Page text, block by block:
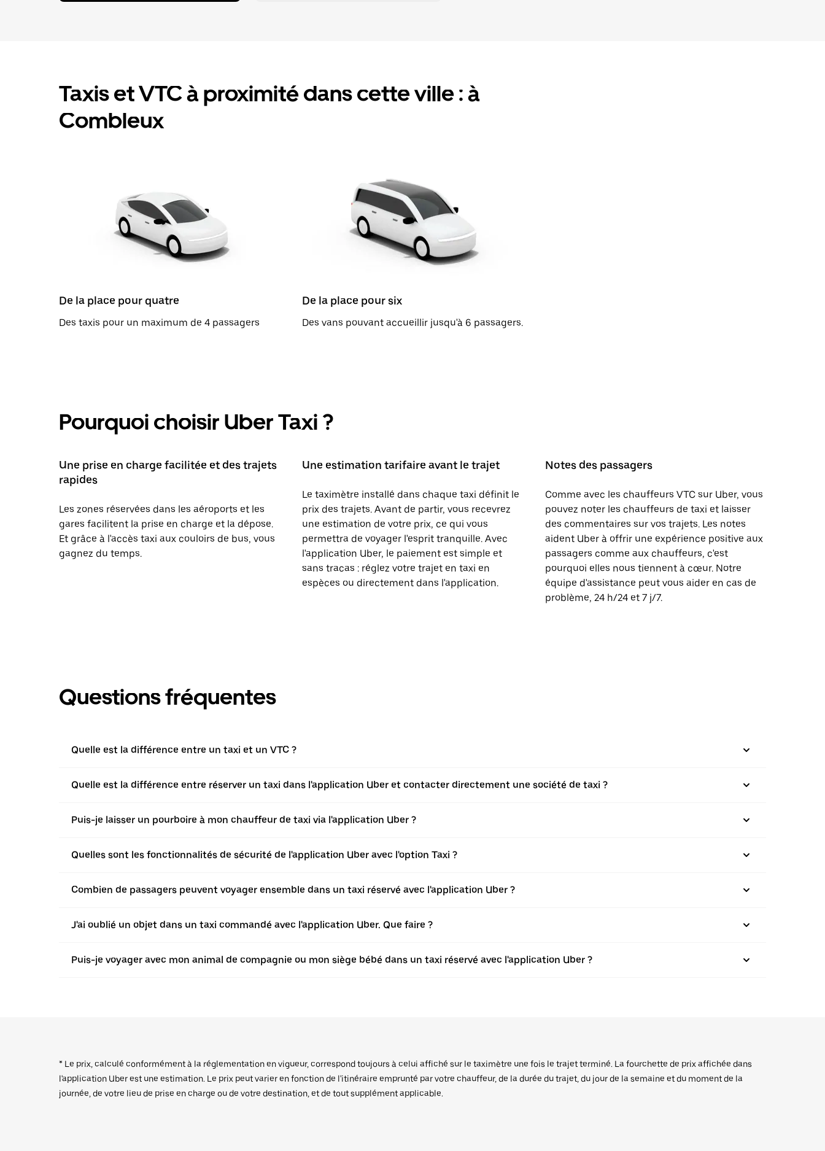
Taxis et VTC à proximité dans cette ville : à
Combleux
De la place pour quatre
Des taxis pour un maximum de 4 passagers
De la place pour six
Des vans pouvant accueillir jusqu'à 6 passagers.
Pourquoi choisir Uber Taxi ?
Une prise en charge facilitée et des trajets
rapides
Les zones réservées dans les aéroports et les
gares facilitent la prise en charge et la dépose.
Et grâce à l'accès taxi aux couloirs de bus, vous
gagnez du temps.
Une estimation tarifaire avant le trajet
Le taximètre installé dans chaque taxi définit le
prix des trajets. Avant de partir, vous recevrez
une estimation de votre prix, ce qui vous
permettra de voyager l'esprit tranquille. Avec
l'application Uber, le paiement est simple et
sans tracas : réglez votre trajet en taxi en
espèces ou directement dans l'application.
Notes des passagers
Comme avec les chauffeurs VTC sur Uber, vous
pouvez noter les chauffeurs de taxi et laisser
des commentaires sur vos trajets. Les notes
aident Uber à offrir une expérience positive aux
passagers comme aux chauffeurs, c'est
pourquoi elles nous tiennent à cœur. Notre
équipe d'assistance peut vous aider en cas de
problème, 24 h/24 et 7 j/7.
Questions fréquentes
Quelle est la différence entre un taxi et un VTC ?
Quelle est la différence entre réserver un taxi dans l'application Uber et contacter directement une société de taxi ?
Puis-je laisser un pourboire à mon chauffeur de taxi via l'application Uber ?
Quelles sont les fonctionnalités de sécurité de l'application Uber avec l'option Taxi ?
Combien de passagers peuvent voyager ensemble dans un taxi réservé avec l'application Uber ?
J'ai oublié un objet dans un taxi commandé avec l'application Uber. Que faire ?
Puis-je voyager avec mon animal de compagnie ou mon siège bébé dans un taxi réservé avec l'application Uber ?
* Le prix, calculé conformément à la réglementation en vigueur, correspond toujours à celui affiché sur le taximètre une fois le trajet terminé. La fourchette de prix affichée dans
l'application Uber est une estimation. Le prix peut varier en fonction de l'itinéraire emprunté par votre chauffeur, de la durée du trajet, du jour de la semaine et du moment de la
journée, de votre lieu de prise en charge ou de votre destination, et de tout supplément applicable.